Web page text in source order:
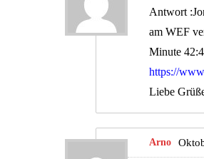
Antwort
am WEF
Minute
https://
Liebe
Arno